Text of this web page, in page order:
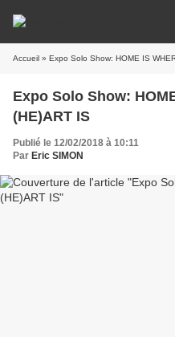
Accueil » Expo Solo Show: HOME IS
Expo Solo Show:
(HE)ART IS
Publié le 12/02/2018 à 10:11
Par Eric SIMON